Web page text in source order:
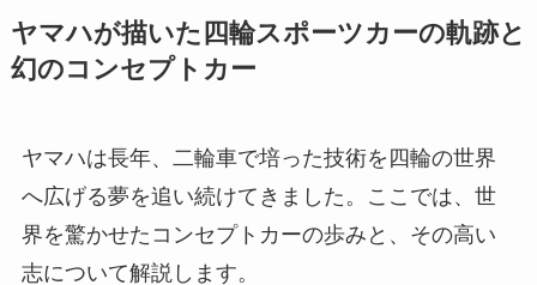
ヤマハが描いた四輪スポーツカーの軌跡と
幻のコンセプトカー
ヤマハは長年、二輪車で培った技術を四輪の世界
へ広げる夢を追い続けてきました。ここでは、世
界を驚かせたコンセプトカーの歩みと、その高い
志について解説します。